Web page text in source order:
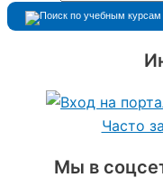
Часто
Мы в